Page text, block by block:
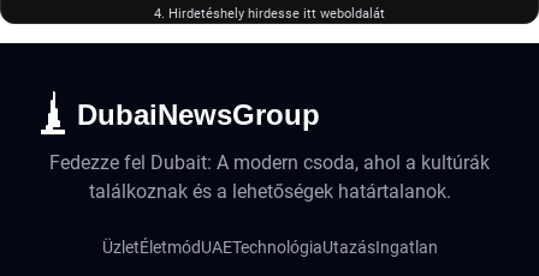
4. Hirdetéshely hirdesse itt weboldalát
DubaiNewsGroup
Fedezze fel Dubait: A modern csoda, ahol a kultúrák
találkoznak és a lehetőségek határtalanok.
ÜzletÉletmódUAETechnológiaUtazásIngatlan